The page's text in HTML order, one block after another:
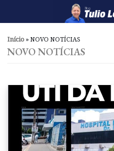
para
o
Início»NOVO NOTÍCIAS
NOVO NOTÍCIAS